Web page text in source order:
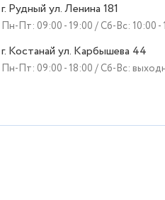
г. Рудный ул. Ленина 181
Пн-Пт: 09:00 - 19:00 / Сб-Вс: 10:00 -
г. Костанай ул. Карбышева 44
Пн-Пт: 09:00 - 18:00 / Сб-Вс: